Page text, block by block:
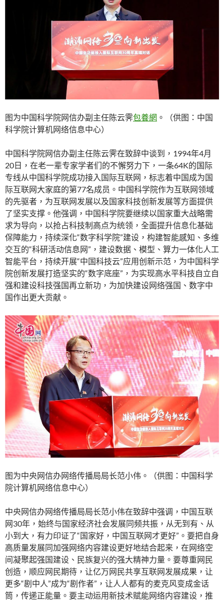
图为中国科学院网信办副主任陈云霁包養網 。（供图：中国
科学院计算机网络信息中心）
中国科学院网信办副主任陈云霁在致辞中谈到，1994年4月
20日，在老一辈专家学者们的不懈努力下，一条64K的国际
专线从中国科学院成功接入国际互联网，标志着中国成为国
际互联网大家庭的第77名成员。中国科学院作为互联网领域
的先驱者，为互联网发展以及国家科技创新发展等方面提供
了坚实支撑。他强调，中国科学院要继续以国家重大战略需
求为导向，以抢占科技制高点为统领，全面提升信息化基础
保障能力，持续深化“数字科学院”建设，构建智能感知、多维
交互的“科研活动信息网”，建设数据、模型、算力一体化人工
智能平台，持续开展“中国科技云”应用创新示范，为中国科学
院创新发展打造坚实的“数字底座”，为实现高水平科技自立自
强和建设科技强国再立新功，为加快建设网络强国、数字中
国作出更大贡献。
图为中央网信办网络传播局局长范小伟。（供图：中国科学
院计算机网络信息中心）
中央网信办网络传播局局长范小伟在致辞中强调，中国互联
网30年，始终与国家经济社会发展同频共振，从无到有、从
小到大，有力印证了“国家好，中国互联网才更好”。要把自身
高质量发展同加强网络内容建设更好地结合起来，在网络空
间凝聚起强国建设、民族复兴的强大精神力量。要尊重网民
创造，顺应网民期待，让亿万网民共享互联网发展成果，让
更多“剧中人”成为“剧作者”，让人人都有的麦克风变成金话
筒，传递正能量。要主动运用新技术赋能网络内容建设，推